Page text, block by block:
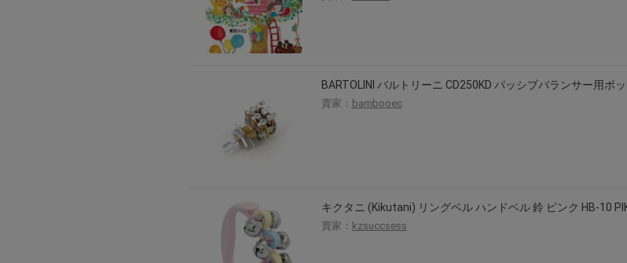
BARTOLINI バルトリーニ CD250KD パッシブバランサー用ポッ
賣家： bambooec
キクタニ (Kikutani) リングベル ハンドベル 鈴 ピンク HB-10
賣家： kzsuccsess